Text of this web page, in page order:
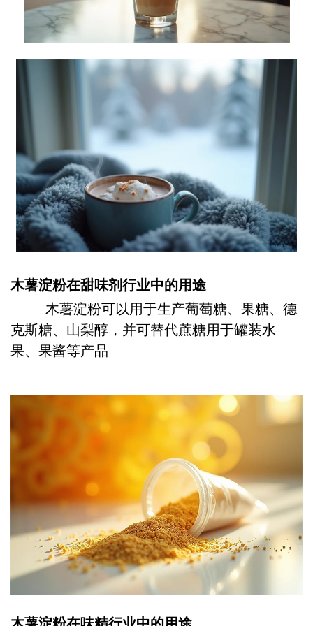
木薯淀粉在甜味剂行业中的用途
木薯淀粉可以用于生产葡萄糖、果糖、德
克斯糖、山梨醇，并可替代蔗糖用于罐装水
果、果酱等产品
木薯淀粉在味精行业中的用途